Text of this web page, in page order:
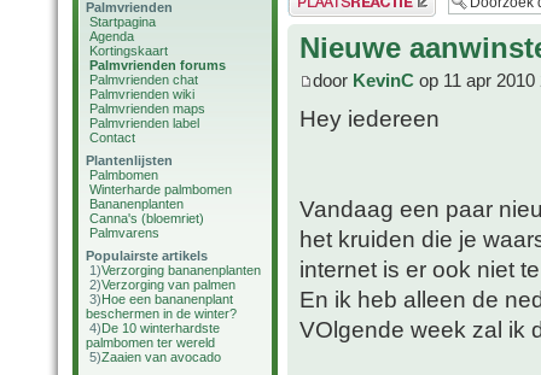
Palmvrienden
Startpagina
Agenda
Kortingskaart
Palmvrienden forums
Palmvrienden chat
Palmvrienden wiki
Palmvrienden maps
Palmvrienden label
Contact
Plantenlijsten
Palmbomen
Winterharde palmbomen
Bananenplanten
Canna's (bloemriet)
Palmvarens
Populairste artikels
1)Verzorging bananenplanten
2)Verzorging van palmen
3)Hoe een bananenplant
beschermen in de winter?
4)De 10 winterhardste
palmbomen ter wereld
5)Zaaien van avocado
Nieuwe
door KevinC op 11 apr 2010
Hey iedereen
Vandaag een paar
het kruiden die je
internet is er ook niet
En ik heb alleen de
VOlgende week zal ik